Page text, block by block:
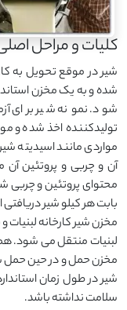
کلیات و مراحل
شیر در موقع تحویل به
شود. نمونه شیر برای
تولیدکننده اخذ شده و
مواردی مانند اسیدیته
آن و چربی و پروتئین آن
محتوای پروتئین و چربی
بابت هر کیلو شیر دریافتی
مخزن شیر کارخانه
لبنیات منتقل می شود.
شیر در طول زمان
سلامت نداشته باشد.